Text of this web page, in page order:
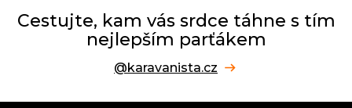
Cestujte, kam vás srdce táhne s tím
nejlepším parťákem
@karavanista.cz